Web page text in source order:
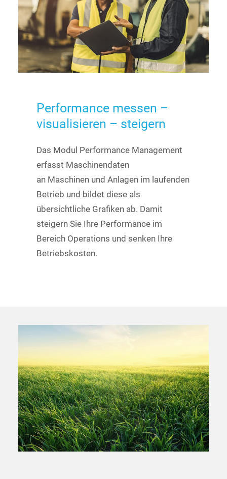
Performance messen –
visualisieren – steigern
Das Modul Performance Management
erfasst Maschinendaten
an Maschinen und Anlagen im laufenden
Betrieb und bildet diese als
übersichtliche Grafiken ab. Damit
steigern Sie Ihre Performance im
Bereich Operations und senken Ihre
Betriebskosten.